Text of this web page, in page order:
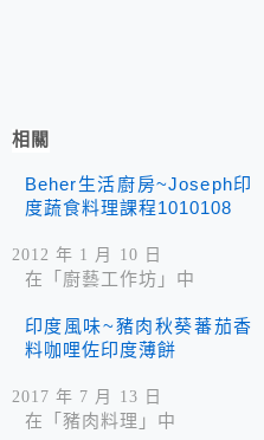
相關
Beher生活廚房~Joseph印
度蔬食料理課程1010108
2012 年 1 月 10 日
在「廚藝工作坊」中
印度風味~豬肉秋葵蕃茄香
料咖哩佐印度薄餅
2017 年 7 月 13 日
在「豬肉料理」中